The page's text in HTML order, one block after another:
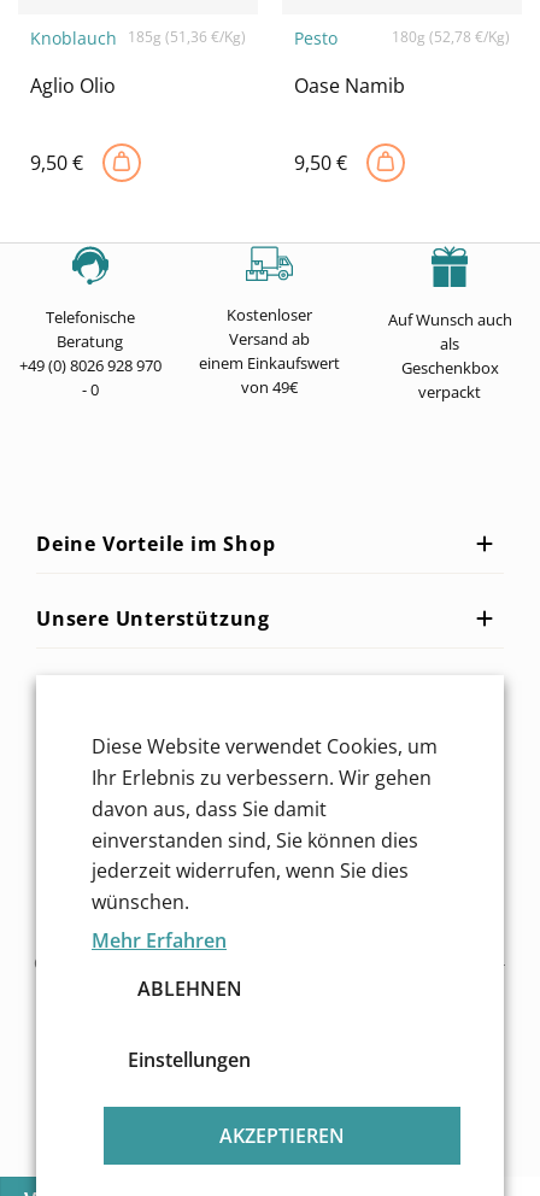
Knoblauch 185g (51,36 €/Kg)
Aglio Olio
9,50€
Pesto 180g (52,78 €/Kg)
Oase Namib
9,50€
Telefonische
Beratung
+49 (0) 8026 928 970
- 0
Kostenloser
Versand ab
einem Einkaufswert
von 49€
Auf Wunsch auch
als
Geschenkbox
verpackt
Deine Vorteile im Shop
Unsere Unterstützung
Finde mehr Inspiration!
Copyright © 2026 Essendorfer Genussschmelzerei GmbH -
Alle Rechte vorbehalten
Wir versenden mit:
Diese Website verwendet Cookies, um
Ihr Erlebnis zu verbessern. Wir gehen
davon aus, dass Sie damit
einverstanden sind, Sie können dies
jederzeit widerrufen, wenn Sie dies
wünschen.
Mehr Erfahren
ABLEHNEN
Einstellungen
AKZEPTIEREN